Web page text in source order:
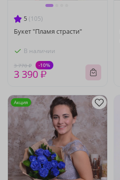
5 (105)
Букет "Пламя страсти"
В наличии
3 770 ₽ -10%
3 390 ₽
Акция